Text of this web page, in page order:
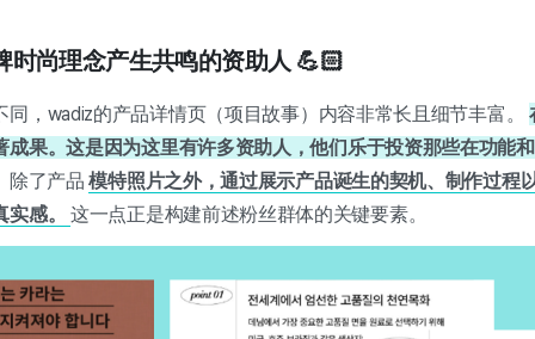
时尚理念产生共鸣的资助人 💪🏻
，wadiz的产品详情页（项目故事）内容非常长且细节丰富。
成果。这是因为这里有许多资助人，他们乐于投资那些在功能
除了产品模特照片之外，通过展示产品诞生的契机、制作过程
感。 这一点正是构建前述粉丝群体的关键要素。